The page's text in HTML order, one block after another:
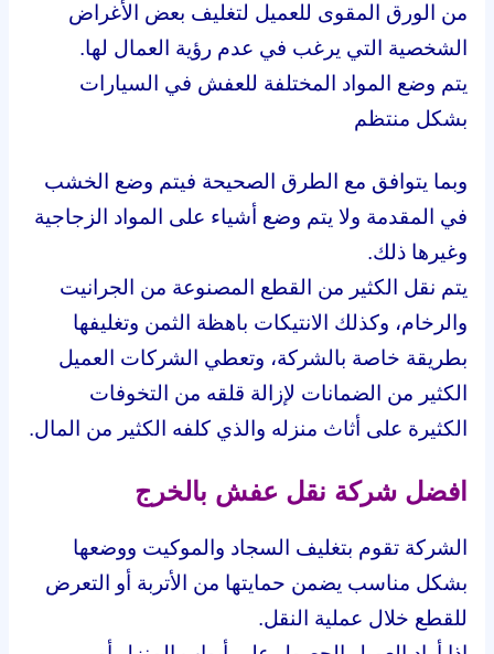
من الورق المقوى للعميل لتغليف بعض الأغراض
الشخصية التي يرغب في عدم رؤية العمال لها.
يتم وضع المواد المختلفة للعفش في السيارات
بشكل منتظم
وبما يتوافق مع الطرق الصحيحة فيتم وضع الخشب
في المقدمة ولا يتم وضع أشياء على المواد الزجاجية
وغيرها ذلك.
يتم نقل الكثير من القطع المصنوعة من الجرانيت
والرخام، وكذلك الانتيكات باهظة الثمن وتغليفها
بطريقة خاصة بالشركة، وتعطي الشركات العميل
الكثير من الضمانات لإزالة قلقه من التخوفات
الكثيرة على أثاث منزله والذي كلفه الكثير من المال.
افضل شركة نقل عفش بالخرج
الشركة تقوم بتغليف السجاد والموكيت ووضعها
بشكل مناسب يضمن حمايتها من الأتربة أو التعرض
للقطع خلال عملية النقل.